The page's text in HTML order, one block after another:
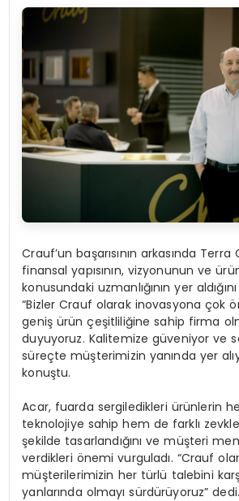
Crauf’un başarısının arkasında Terra
finansal yapısının, vizyonunun ve
konusundaki uzmanlığının yer
“Bizler Crauf olarak inovasyona çok
geniş ürün çeşitliliğine sahip firma
duyuyoruz. Kalitemize güveniyor ve
süreçte müşterimizin yanında yer
konuştu.
Acar, fuarda sergiledikleri ürünlerin
teknolojiye sahip hem de farklı
şekilde tasarlandığını ve müşteri
verdikleri önemi vurguladı. “Crauf
müşterilerimizin her türlü talebini
yanlarında olmayı sürdürüyoruz” dedi.